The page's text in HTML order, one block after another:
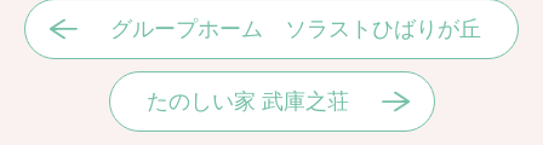
グループホーム ソラストひばりが丘
たのしい家 武庫之荘